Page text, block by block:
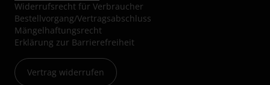
Widerrufsrecht für Verbraucher
Bestellvorgang/Vertragsabschluss
Mängelhaftungsrecht
Erklärung zur Barrierefreiheit
Vertrag widerrufen